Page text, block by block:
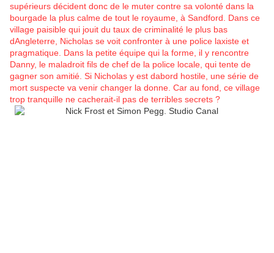
supérieurs décident donc de le muter contre sa volonté dans la
bourgade la plus calme de tout le royaume, à Sandford. Dans ce
village paisible qui jouit du taux de criminalité le plus bas
dAngleterre, Nicholas se voit confronter à une police laxiste et
pragmatique. Dans la petite équipe qui la forme, il y rencontre
Danny, le maladroit fils de chef de la police locale, qui tente de
gagner son amitié. Si Nicholas y est dabord hostile, une série de
mort suspecte va venir changer la donne. Car au fond, ce village
trop tranquille ne cacherait-il pas de terribles secrets ?